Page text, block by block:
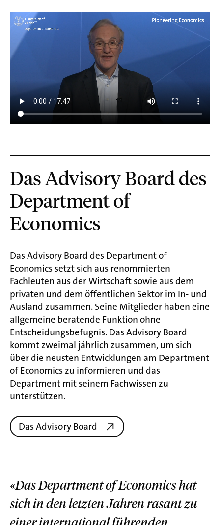
Das Advisory Board des
Department of
Economics
Das Advisory Board des Department of
Economics setzt sich aus renommierten
Fachleuten aus der Wirtschaft sowie aus dem
privaten und dem öffentlichen Sektor im In- und
Ausland zusammen. Seine Mitglieder haben eine
allgemeine beratende Funktion ohne
Entscheidungsbefugnis. Das Advisory Board
kommt zweimal jährlich zusammen, um sich
über die neusten Entwicklungen am Department
of Economics zu informieren und das
Department mit seinem Fachwissen zu
unterstützen.
Das Advisory Board
«Das Department of Economics hat
sich in den letzten Jahren rasant zu